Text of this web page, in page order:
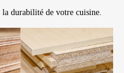
durabilité de votre cuisine.